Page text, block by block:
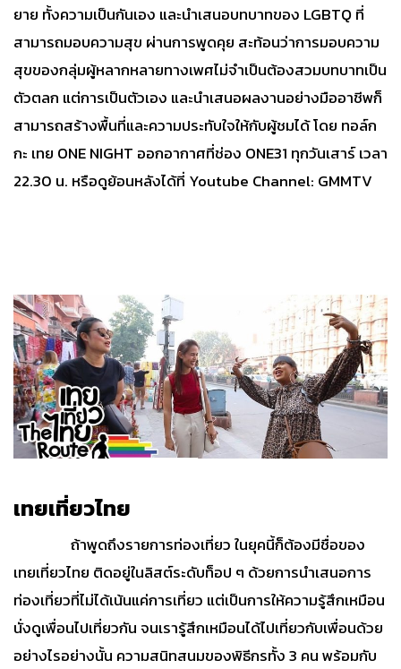
ยาย ทั้งความเป็นกันเอง และนำเสนอบทบาทของ LGBTQ ที่
สามารถมอบความสุข ผ่านการพูดคุย สะท้อนว่าการมอบความ
สุขของกลุ่มผู้หลากหลายทางเพศไม่จำเป็นต้องสวมบทบาทเป็น
ตัวตลก แต่การเป็นตัวเอง และนำเสนอผลงานอย่างมืออาชีพก็
สามารถสร้างพื้นที่และความประทับใจให้กับผู้ชมได้ โดย ทอล์ก
กะ เทย ONE NIGHT ออกอากาศที่ช่อง ONE31 ทุกวันเสาร์ เวลา
22.30 น. หรือดูย้อนหลังได้ที่ Youtube Channel: GMMTV
เทยเที่ยวไทย
ถ้าพูดถึงรายการท่องเที่ยว ในยุคนี้ก็ต้องมีชื่อของ
เทยเที่ยวไทย ติดอยู่ในลิสต์ระดับท็อป ๆ ด้วยการนำเสนอการ
ท่องเที่ยวที่ไม่ได้เน้นแค่การเที่ยว แต่เป็นการให้ความรู้สึกเหมือน
นั่งดูเพื่อนไปเที่ยวกัน จนเรารู้สึกเหมือนได้ไปเที่ยวกับเพื่อนด้วย
อย่างไรอย่างนั้น ความสนิทสนมของพิธีกรทั้ง 3 คน พร้อมกับ